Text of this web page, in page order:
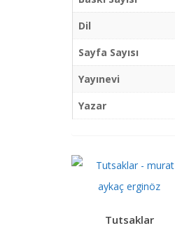
Dil
Sayfa Sayısı
Yayınevi
Yazar
Tutsaklar